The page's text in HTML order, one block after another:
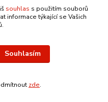
2024 IRP
souhlas s použitím souborů
informace týkající se Vašich
Souhlasím
zde.